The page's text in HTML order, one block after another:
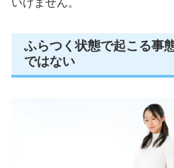
いけません。
ふらつく状態で起こる事
ではない